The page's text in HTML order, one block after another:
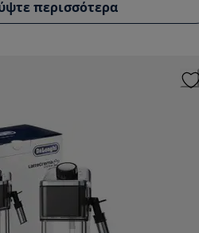
περισσότερα